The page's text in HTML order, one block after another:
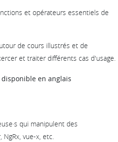
et opérateurs essentiels de
de cours illustrés et de
et traiter différents cas d'usage.
en anglais
qui manipulent des
vue-x, etc.